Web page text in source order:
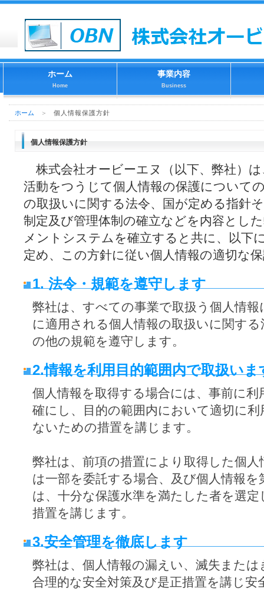
ホーム
Home
事業内容
Business
ホーム ＞ 個人情報保護方針
個人情報保護方針
株式会社オービーエヌ（以下、弊社）
活動をつうじて個人情報の保護について
の取扱いに関する法令、国が定める指針
制定及び管理体制の確立などを内容とし
メントシステムを確立すると共に、以下
定め、この方針に従い個人情報の適切な
1. 法令・規範を遵守します
弊社は、すべての事業で取扱う個人情
に適用される個人情報の取扱いに関す
の他の規範を遵守します。
2.情報を利用目的範囲内で取扱いま
個人情報を取得する場合には、事前に
確にし、目的の範囲内において適切に
ないための措置を講じます。
弊社は、前項の措置により取得した個
は一部を委託する場合、及び個人情報
は、十分な保護水準を満たした者を選
措置を講じます。
3.安全管理を徹底します
弊社は、個人情報の漏えい、滅失また
合理的な安全対策及び是正措置を講じ安